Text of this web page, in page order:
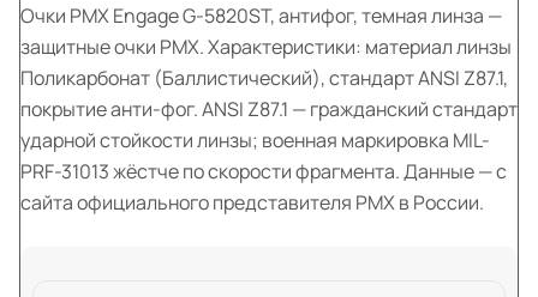
Очки PMX Engage G-5820ST, антифог, темная линза —
защитные очки PMX. Характеристики: материал линзы
Поликарбонат (Баллистический), стандарт ANSI Z87.1,
покрытие анти-фог. ANSI Z87.1 — гражданский стандарт
ударной стойкости линзы; военная маркировка MIL-
PRF-31013 жёстче по скорости фрагмента. Данные — с
сайта официального представителя PMX в России.